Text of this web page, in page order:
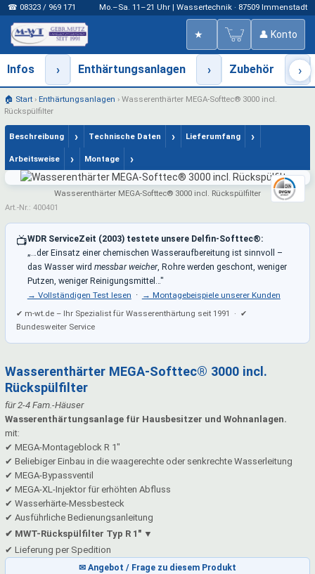
☎ 08323 / 969 171 Mo.–Sa. 11–21 Uhr | Wassertechnik · 87509 Immenstadt
★ 👤 Konto
Infos › Enthärtungsanlagen › Zubehör ››
🏠 Start› Enthärtungsanlagen › Wasserenthärter MEGA-Softtec® 3000 incl.
Rückspülfilter
Beschreibung › Technische Daten › Lieferumfang ›
Arbeitsweise › Montage ›
Wasserenthärter MEGA-Softtec® 3000 incl. Rückspülfilter
Art.-Nr.: 400401
📺WDR ServiceZeit (2003) testete unsere Delfin-Softtec®:
„…der Einsatz einer chemischen Wasseraufbereitung ist sinnvoll –
das Wasser wird messbar weicher, Rohre werden geschont, weniger
Putzen, weniger Reinigungsmittel…"
→ Vollständigen Test lesen · → Montagebeispiele unserer Kunden
✔ m-wt.de – Ihr Spezialist für Wasserenthärtung seit 1991 · ✔
Bundesweiter Service
Wasserenthärter MEGA-Softtec® 3000 incl.
Rückspülfilter
für 2-4 Fam.-Häuser
Wasserenthärtungsanlage für Hausbesitzer und Wohnanlagen.
mit:
✔ MEGA-Montageblock R 1"
✔ Beliebiger Einbau in die waagerechte oder senkrechte Wasserleitung
✔ MEGA-Bypassventil
✔ MEGA-XL-Injektor für erhöhten Abfluss
✔ Wasserhärte-Messbesteck
✔ Ausführliche Bedienungsanleitung
MWT-Rückspülfilter Typ R 1"
✔ Lieferung per Spedition
✉ Angebot / Frage zu diesem Produkt